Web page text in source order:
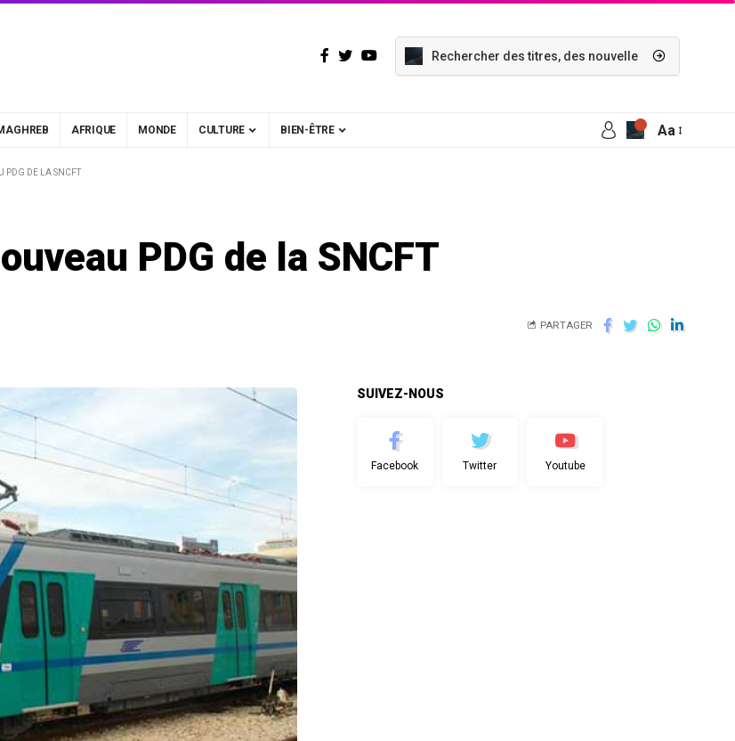
AFRIQUE MONDE CULTURE BIEN-ÊTRE Aa
PDG DE LA SNCFT
PDG de la SNCFT
PARTAGER
SUIVEZ-NOUS
Facebook Twitter Youtube